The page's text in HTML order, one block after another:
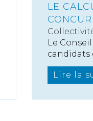
LE
Le
candidats
Lire la